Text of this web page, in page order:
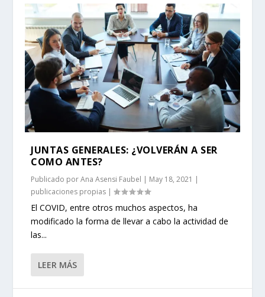
JUNTAS GENERALES: ¿VOLVERÁN A SER
COMO ANTES?
Publicado porAna Asensi Faubel | May 18, 2021 |
publicaciones propias |
El COVID, entre otros muchos aspectos, ha
modificado la forma de llevar a cabo la actividad de
las...
LEER MÁS